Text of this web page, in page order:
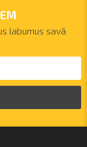
labumus savā